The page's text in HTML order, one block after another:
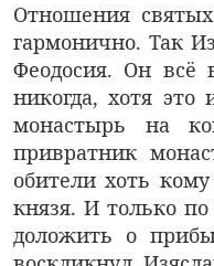
Отношения
гармонично. Так
Феодосия. Он всё
никогда, хотя это
монастырь на
привратник
обители хоть
князя. И только
доложить о